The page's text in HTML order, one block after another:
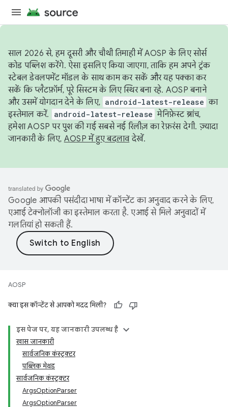
साल 2026 से, हम दूसरी और चौथी तिमाही में AOSP के लिए सोर्स
कोड पब्लिश करेंगे. ऐसा इसलिए किया जाएगा, ताकि हम अपने ट्रंक
स्टेबल डेवलपमेंट मॉडल के साथ काम कर सकें और यह पक्का कर
सकें कि प्लैटफ़ॉर्म, पूरे सिस्टम के लिए स्थिर बना रहे. AOSP बनाने
और उसमें योगदान देने के लिए, android-latest-release का
इस्तेमाल करें.
android-latest-release मेनिफ़ेस्ट ब्रांच,
हमेशा AOSP पर पुश की गई सबसे नई रिलीज़ का रेफ़रंस देगी. ज़्यादा
जानकारी के लिए, AOSP में हुए बदलावदेखें.
Google आपकी पसंदीदा भाषा में कॉन्टेंट का अनुवाद करने के लिए,
एआई टेक्नोलॉजी का इस्तेमाल करता है. एआई से मिले अनुवादों में
गलतियां हो सकती हैं.
AOSP
क्या इस कॉन्टेंट से आपको मदद मिली?
इस पेज पर, यह जानकारी उपलब्ध है
खास जानकारी
सार्वजनिक कंस्ट्रक्टर
पब्लिक मेथड
सार्वजनिक कंस्ट्रक्टर
ArgsOptionParser
ArgsOptionParser